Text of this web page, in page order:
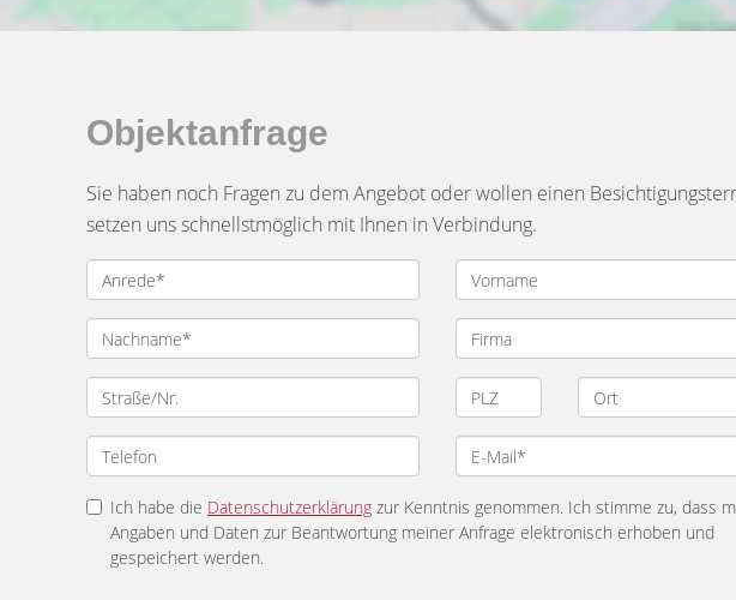
Objektanfrage
Sie haben noch Fragen zu dem Angebot oder wollen einen
setzen uns schnellstmöglich mit Ihnen in Verbindung.
Ich habe die Datenschutzerklärung zur Kenntnis genommen. Ich stimme zu, dass
Angaben und Daten zur Beantwortung meiner Anfrage elektronisch erhoben und
gespeichert werden.